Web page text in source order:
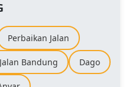
Perbaikan Jalan
Jalan Bandung Dago